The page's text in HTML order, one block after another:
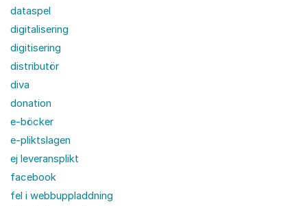
dataspel
digitalisering
digitisering
distributör
diva
donation
e-böcker
e-pliktslagen
ej leveransplikt
facebook
fel i webbuppladdning